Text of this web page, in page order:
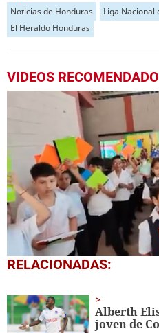
Noticias de Honduras
Liga Nacional
El Heraldo Honduras
VIDEOS
0
seconds
1
minute,
56
seconds
RELACIONADAS:
Alberth
joven de